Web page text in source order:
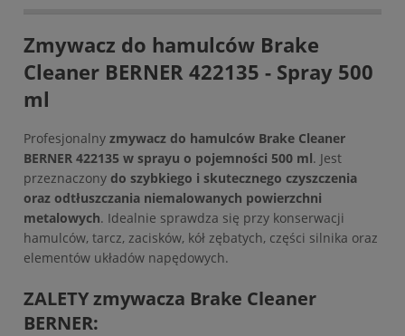
Zmywacz do hamulców Brake
Cleaner BERNER 422135 - Spray 500
ml
Profesjonalny zmywacz do hamulców Brake Cleaner
BERNER 422135 w sprayu o pojemności 500 ml. Jest
przeznaczony do szybkiego i skutecznego czyszczenia
oraz odtłuszczania niemalowanych powierzchni
metalowych. Idealnie sprawdza się przy konserwacji
hamulców, tarcz, zacisków, kół zębatych, części silnika oraz
elementów układów napędowych.
ZALETY zmywacza Brake Cleaner
BERNER: